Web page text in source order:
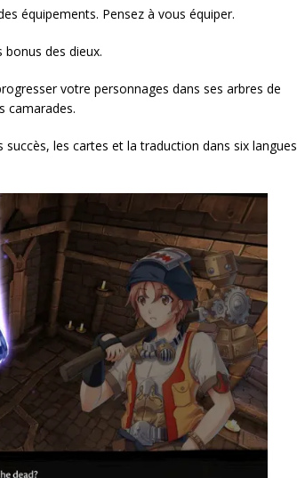
équipements. Pensez à vous équiper.
bonus des dieux.
votre personnages dans ses arbres de
camarades.
succès, les cartes et la traduction dans six langues